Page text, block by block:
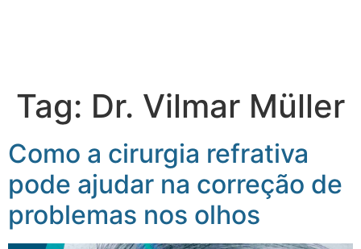
Tag: Dr. Vilmar Müller
Como a cirurgia refrativa
pode ajudar na correção de
problemas nos olhos